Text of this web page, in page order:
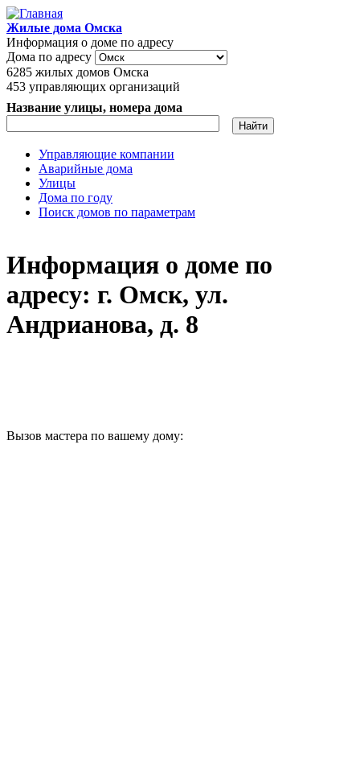
Перейти к основному содержанию
Жилые дома Омска
Информация о доме по адресу
Дома по адресу
6285 жилых домов Омска
453 управляющих организаций
Название улицы, номера дома
Главное меню
Управляющие компании
Аварийные дома
Улицы
Дома по году
Поиск домов по параметрам
Информация о доме по
адресу: г. Омск, ул.
Андрианова, д. 8
Вызов мастера по вашему дому: